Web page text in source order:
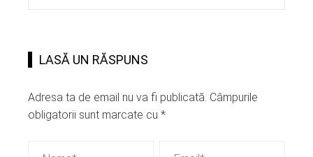
LASĂ UN RĂSPUNS
Adresa ta de email nu va fi publicată. Câmpurile
obligatorii sunt marcate cu *